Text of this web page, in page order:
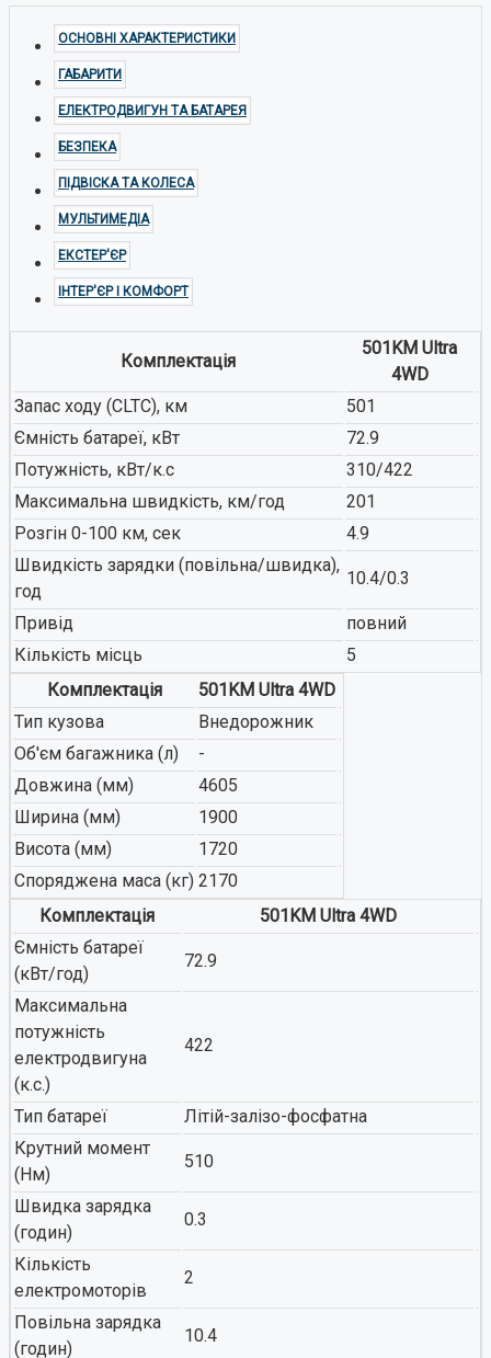
ОСНОВНІ ХАРАКТЕРИСТИКИ
ГАБАРИТИ
ЕЛЕКТРОДВИГУН ТА БАТАРЕЯ
БЕЗПЕКА
ПІДВІСКА ТА КОЛЕСА
МУЛЬТИМЕДІА
ЕКСТЕР'ЄР
ІНТЕР'ЄР І КОМФОРТ
Комплектація
501KM Ultra
4WD
Запас ходу (CLTC), км
501
Ємність батареї, кВт
72.9
Потужність, кВт/к.с
310/422
Максимальна швидкість, км/год
201
Розгін 0-100 км, сек
4.9
Швидкість зарядки (повільна/швидка),
год
10.4/0.3
Привід
повний
Кількість місць
5
Комплектація
501KM Ultra 4WD
Тип кузова
Внедорожник
Об'єм багажника (л)
-
Довжина (мм)
4605
Ширина (мм)
1900
Висота (мм)
1720
Споряджена маса (кг) 2170
Комплектація
501KM Ultra 4WD
Ємність батареї
(кВт/год)
72.9
Максимальна
потужність
електродвигуна
(к.с.)
422
Тип батареї
Літій-залізо-фосфатна
Крутний момент
(Нм)
510
Швидка зарядка
(годин)
0.3
Кількість
електромоторів
2
Повільна зарядка
(годин)
10.4